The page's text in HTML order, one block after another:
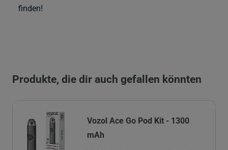
finden!
Produkte, die dir auch gefallen könnten
Vozol Ace Go Pod Kit - 1300
mAh